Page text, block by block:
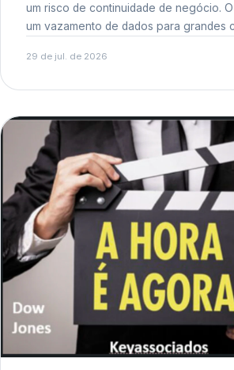
um risco de continuidade de negócio. O custo médio de
um vazamento de dados para grandes
reputacional e o risco regulatório junto
29 de jul. de 2026